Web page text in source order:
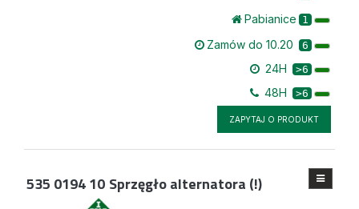
Pabianice 1
Zamów do 10.20 6
24H >6
48H >6
ZAPYTAJ O PRODUKT
535 0194 10 Sprzęgło alternatora (!)